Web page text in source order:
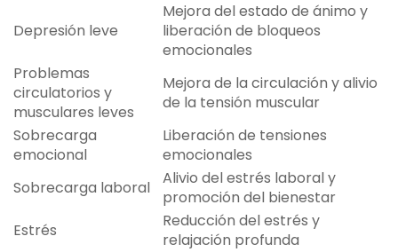
Depresión leve
Mejora del estado de ánimo y
liberación de bloqueos
emocionales
Problemas
circulatorios y
musculares leves
Mejora de la circulación y alivio
de la tensión muscular
Sobrecarga
emocional
Liberación de tensiones
emocionales
Sobrecarga laboral
Alivio del estrés laboral y
promoción del bienestar
Estrés
Reducción del estrés y
relajación profunda